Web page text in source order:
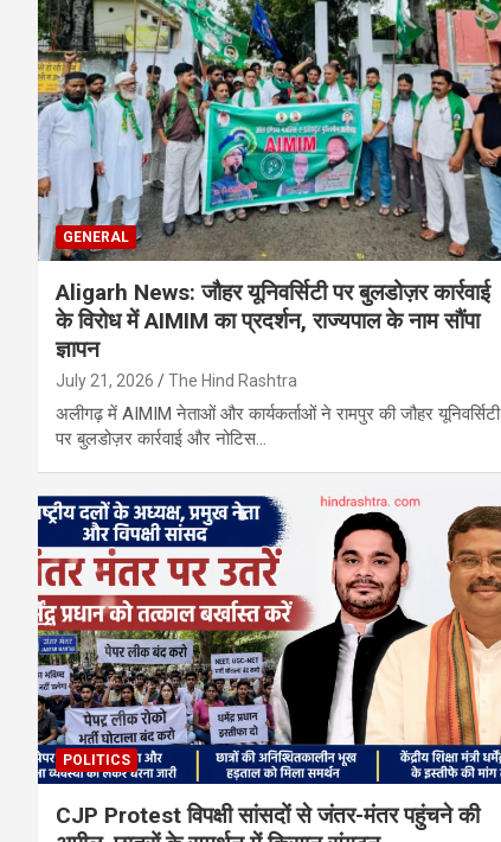
GENERAL
Aligarh News: जौहर यूनिवर्सिटी पर बुलडोज़र कार्रवाई
के विरोध में AIMIM का प्रदर्शन, राज्यपाल के नाम सौंपा
ज्ञापन
July 21, 2026 The Hind Rashtra
अलीगढ़ में AIMIM नेताओं और कार्यकर्ताओं ने रामपुर की जौहर यूनिवर्सिटी
पर बुलडोज़र कार्रवाई और नोटिस…
POLITICS
CJP Protest विपक्षी सांसदों से जंतर-मंतर पहुंचने की